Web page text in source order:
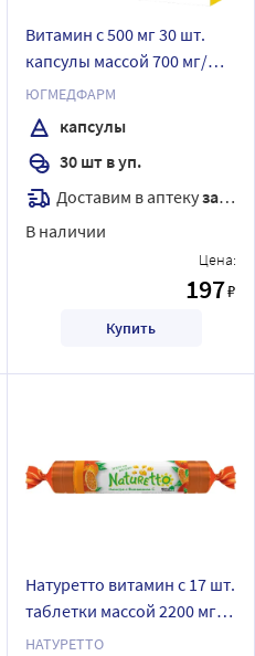
Витамин с 500 мг 30 шт.
капсулы массой 700 мг/
югмедфарм
ЮГМЕДФАРМ
капсулы
30 шт в уп.
Доставим в аптекузавтра
В наличии
Цена:
197₽
Купить
Натуретто витамин с 17 шт.
таблетки массой 2200 мг/
апельсин
НАТУРЕТТО